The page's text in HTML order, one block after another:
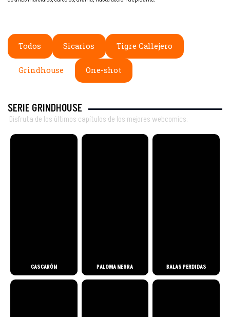
Todos Sicarios Tigre Callejero
Grindhouse One-shot
SERIE GRINDHOUSE
Disfruta de los últimos capítulos de los mejores webcomics.
CASCARÓN PALOMA NEGRA BALAS PERDIDAS